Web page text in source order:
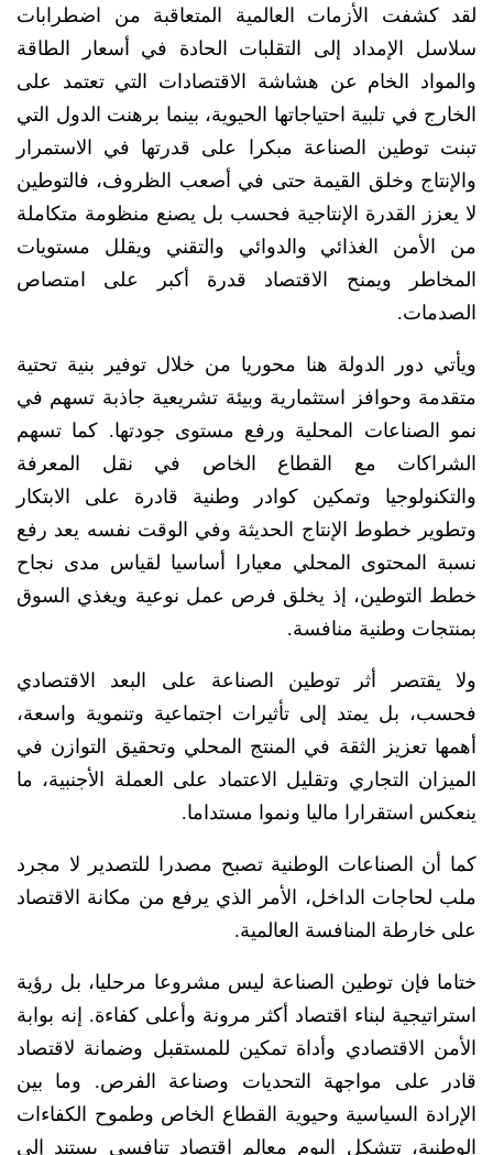
لقد كشفت الأزمات العالمية المتعاقبة من اضطرابات
سلاسل الإمداد إلى التقلبات الحادة في أسعار الطاقة
والمواد الخام عن هشاشة الاقتصادات التي تعتمد على
الخارج في تلبية احتياجاتها الحيوية، بينما برهنت الدول التي
تبنت توطين الصناعة مبكرا على قدرتها في الاستمرار
والإنتاج وخلق القيمة حتى في أصعب الظروف، فالتوطين
لا يعزز القدرة الإنتاجية فحسب بل يصنع منظومة متكاملة
من الأمن الغذائي والدوائي والتقني ويقلل مستويات
المخاطر ويمنح الاقتصاد قدرة أكبر على امتصاص
الصدمات.
ويأتي دور الدولة هنا محوريا من خلال توفير بنية تحتية
متقدمة وحوافز استثمارية وبيئة تشريعية جاذبة تسهم في
نمو الصناعات المحلية ورفع مستوى جودتها. كما تسهم
الشراكات مع القطاع الخاص في نقل المعرفة
والتكنولوجيا وتمكين كوادر وطنية قادرة على الابتكار
وتطوير خطوط الإنتاج الحديثة وفي الوقت نفسه يعد رفع
نسبة المحتوى المحلي معيارا أساسيا لقياس مدى نجاح
خطط التوطين، إذ يخلق فرص عمل نوعية ويغذي السوق
بمنتجات وطنية منافسة.
ولا يقتصر أثر توطين الصناعة على البعد الاقتصادي
فحسب، بل يمتد إلى تأثيرات اجتماعية وتنموية واسعة،
أهمها تعزيز الثقة في المنتج المحلي وتحقيق التوازن في
الميزان التجاري وتقليل الاعتماد على العملة الأجنبية، ما
ينعكس استقرارا ماليا ونموا مستداما.
كما أن الصناعات الوطنية تصبح مصدرا للتصدير لا مجرد
ملب لحاجات الداخل، الأمر الذي يرفع من مكانة الاقتصاد
على خارطة المنافسة العالمية.
ختاما فإن توطين الصناعة ليس مشروعا مرحليا، بل رؤية
استراتيجية لبناء اقتصاد أكثر مرونة وأعلى كفاءة. إنه بوابة
الأمن الاقتصادي وأداة تمكين للمستقبل وضمانة لاقتصاد
قادر على مواجهة التحديات وصناعة الفرص. وما بين
الإرادة السياسية وحيوية القطاع الخاص وطموح الكفاءات
الوطنية، تتشكل اليوم معالم اقتصاد تنافسي يستند إلى